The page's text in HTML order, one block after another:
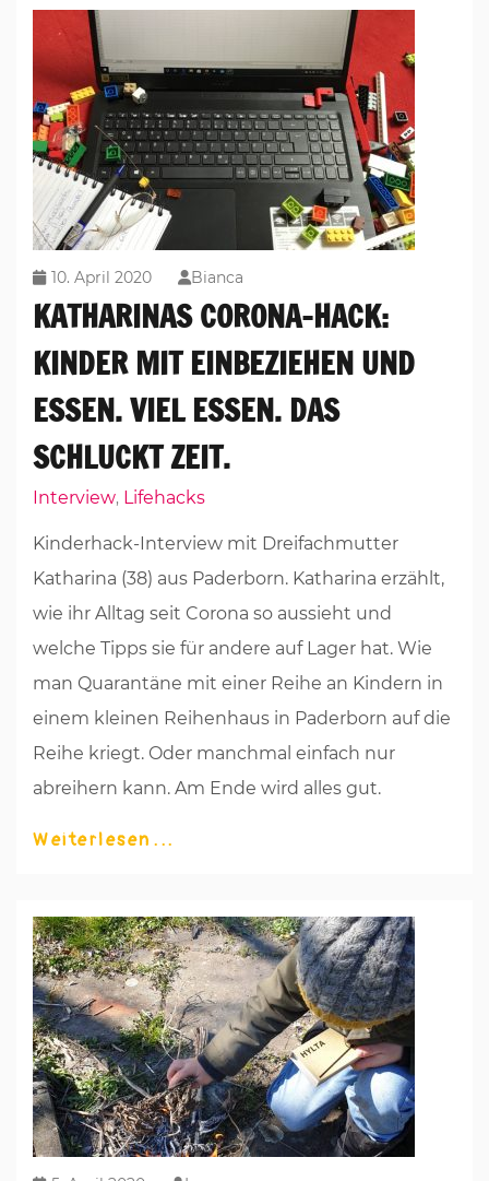
10. April 2020 Bianca
KATHARINAS CORONA-HACK:
KINDER MIT EINBEZIEHEN UND
ESSEN. VIEL ESSEN. DAS
SCHLUCKT ZEIT.
Interview, Lifehacks
Kinderhack-Interview mit Dreifachmutter
Katharina (38) aus Paderborn. Katharina erzählt,
wie ihr Alltag seit Corona so aussieht und
welche Tipps sie für andere auf Lager hat. Wie
man Quarantäne mit einer Reihe an Kindern in
einem kleinen Reihenhaus in Paderborn auf die
Reihe kriegt. Oder manchmal einfach nur
abreihern kann. Am Ende wird alles gut.
Weiterlesen